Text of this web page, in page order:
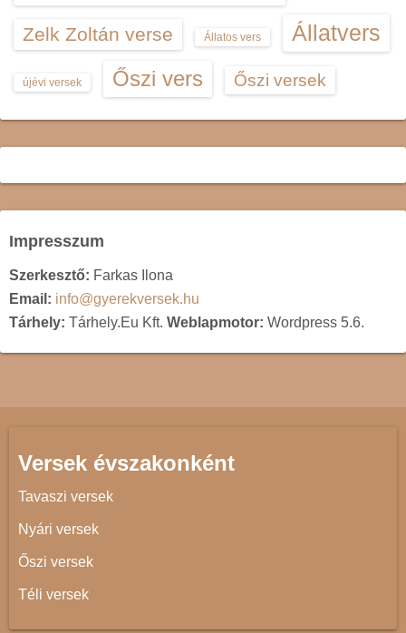
Zelk Zoltán verse Állatos vers Állatvers
újévi versek Őszi vers Őszi versek
Impresszum
Szerkesztő: Farkas Ilona
Email: info@gyerekversek.hu
Tárhely: Tárhely.Eu Kft. Weblapmotor: Wordpress 5.6.
Versek évszakonként
Tavaszi versek
Nyári versek
Őszi versek
Téli versek